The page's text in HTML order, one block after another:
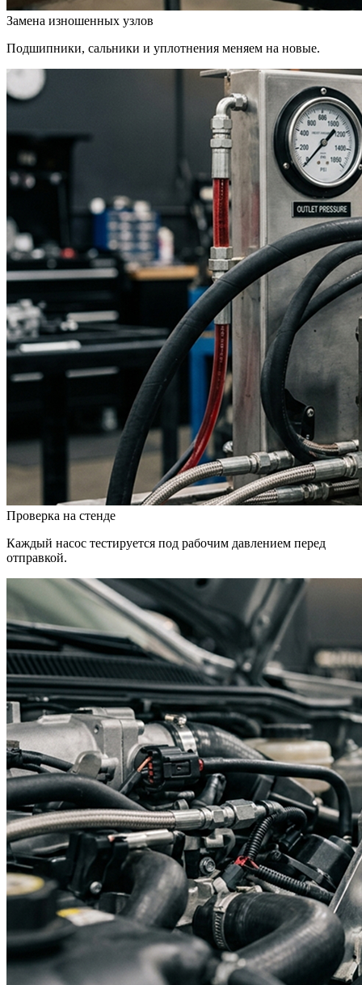
Замена изношенных узлов
Подшипники, сальники и уплотнения меняем на новые.
Проверка на стенде
Каждый насос тестируется под рабочим давлением перед
отправкой.